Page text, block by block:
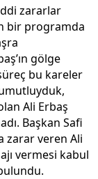
zararlar
bir programda
gölge
bu kareler
Ali Erbaş
Başkan Safi
zarar veren Ali
vermesi kabul